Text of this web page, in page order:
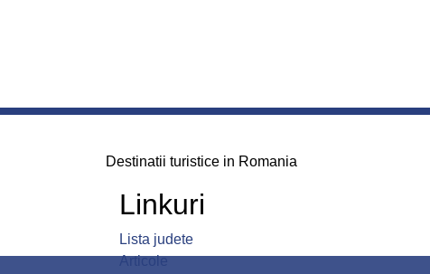
Destinatii turistice in Romania
Linkuri
Lista judete
Articole